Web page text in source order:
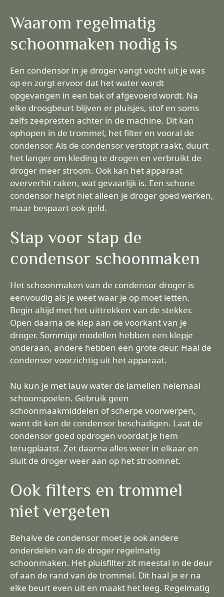
Waarom regelmatig
schoonmaken nodig is
Een condensor in je droger vangt vocht uit je was
op en zorgt ervoor dat het water wordt
opgevangen in een bak of afgevoerd wordt. Na
elke droogbeurt blijven er pluisjes, stof en soms
zelfs zeepresten achter in de machine. Dit kan
ophopen in de trommel, het filter en vooral de
condensor. Als de condensor verstopt raakt, duurt
het langer om kleding te drogen en verbruikt de
droger meer stroom. Ook kan het apparaat
oververhit raken, wat gevaarlijk is. Een schone
condensor helpt niet alleen je droger goed werken,
maar bespaart ook geld.
Stap voor stap de
condensor schoonmaken
Het schoonmaken van de condensor droger is
eenvoudig als je weet waar je op moet letten.
Begin altijd met het uittrekken van de stekker.
Open daarna de klep aan de voorkant van je
droger. Sommige modellen hebben een klepje
onderaan, andere hebben een grote deur. Haal de
condensor voorzichtig uit het apparaat.
Nu kun je met lauw water de lamellen helemaal
schoonspoelen. Gebruik geen
schoonmaakmiddelen of scherpe voorwerpen,
want dit kan de condensor beschadigen. Laat de
condensor goed opdrogen voordat je hem
terugplaatst. Zet daarna alles weer in elkaar en
sluit de droger weer aan op het stroomnet.
Ook filters en trommel
niet vergeten
Behalve de condensor moet je ook andere
onderdelen van de droger regelmatig
schoonmaken. Het pluisfilter zit meestal in de deur
of aan de rand van de trommel. Dit haal je er na
elke beurt even uit en maakt het leeg. Regelmatig